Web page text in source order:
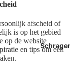
afscheid of
is op het gebied
op de website
en tips om een